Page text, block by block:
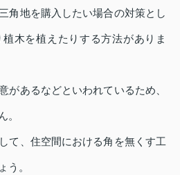
角地を購入したい場合の対策とし
木を植えたりする方法がありま
があるなどといわれているため、
。
て、住空間における角を無くす工
う。